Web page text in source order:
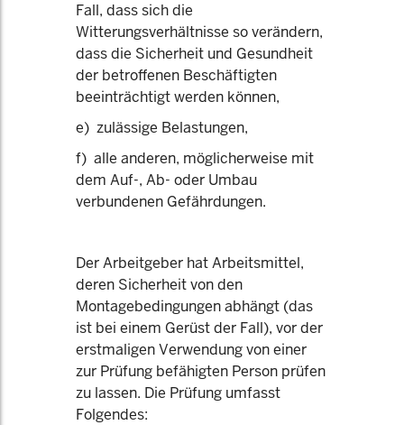
Fall, dass sich die
Witterungsverhältnisse so verändern,
dass die Sicherheit und Gesundheit
der betroffenen Beschäftigten
beeinträchtigt werden können,
e) zulässige Belastungen,
f) alle anderen, möglicherweise mit
dem Auf-, Ab- oder Umbau
verbundenen Gefährdungen.
Der Arbeitgeber hat Arbeitsmittel,
deren Sicherheit von den
Montagebedingungen abhängt (das
ist bei einem Gerüst der Fall), vor der
erstmaligen Verwendung von einer
zur Prüfung befähigten Person prüfen
zu lassen. Die Prüfung umfasst
Folgendes: